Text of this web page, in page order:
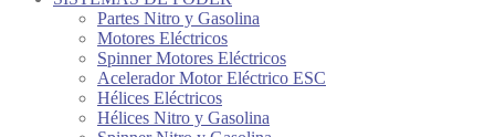
Partes Nitro y Gasolina
Motores Eléctricos
Spinner Motores Eléctricos
Acelerador Motor Eléctrico ESC
Hélices Eléctricos
Hélices Nitro y Gasolina